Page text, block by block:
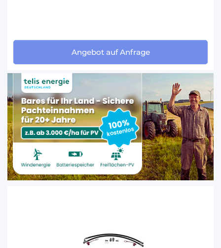
Angebot auf Anfrage